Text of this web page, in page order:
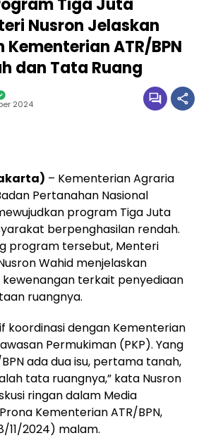
Tiga Juta
Nusron Jelaskan
ATR/BPN
dan Tata Ruang
2024
– Kementerian Agraria
Pertanahan Nasional
program Tiga Juta
berpenghasilan rendah.
program tersebut, Menteri
Wahid menjelaskan
terkait penyediaan
ruangnya.
koordinasi dengan Kementerian
Permukiman (PKP). Yang
ada dua isu, pertama tanah,
tata ruangnya,” kata Nusron
ringan dalam Media
Kementerian ATR/BPN,
11/2024) malam.